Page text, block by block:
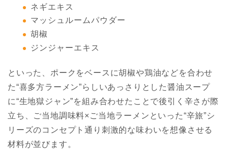
ネギエキス
マッシュルームパウダー
胡椒
ジンジャーエキス
といった、ポークをベースに胡椒や鶏油などを合わせ
た“喜多方ラーメン”らしいあっさりとした醤油スープ
に“生地獄ジャン”を組み合わせたことで後引く辛さが際
立ち、ご当地調味料×ご当地ラーメンといった“辛旅”シ
リーズのコンセプト通り刺激的な味わいを想像させる
材料が並びます。